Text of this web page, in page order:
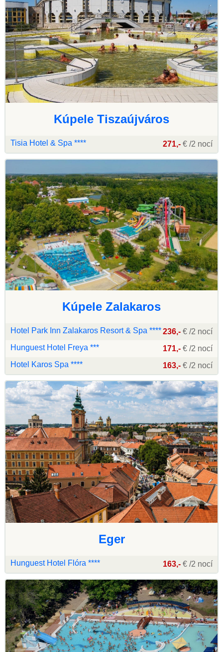
Kúpele Tiszaújváros
Tisia Hotel & Spa **** 271,- € /2 nocí
Kúpele Zalakaros
Hotel Park Inn Zalakaros Resort & Spa ****236,- € /2 nocí
Hunguest Hotel Freya ***
171,- € /2 nocí
Hotel Karos Spa ****
163,- € /2 nocí
Eger
Hunguest Hotel Flóra **** 163,- € /2 nocí